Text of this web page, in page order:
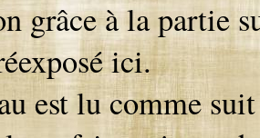
grâce à la partie
ici.
est lu comme